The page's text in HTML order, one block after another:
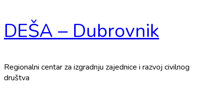
Skip
to
DEŠA – Dubrovnik
Regionalni centar za izgradnju zajednice i razvoj civilnog
društva